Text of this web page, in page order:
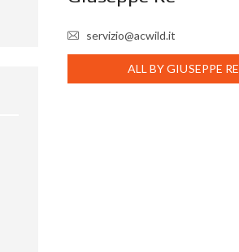
servizio@acwild.it
ALL BY GIUSEPPE RE